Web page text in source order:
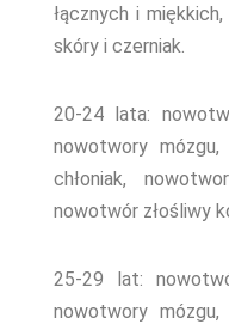
łącznych i
skóry i czerniak.
20-24 lata:
nowotwory mózgu,
chłoniak,
nowotwór złośliwy
25-29 lat:
nowotwory mózgu,